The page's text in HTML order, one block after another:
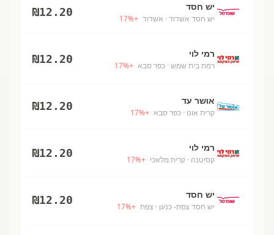
יש חסד
יש חסד אשדוד · אשדוד +
17%
₪12.20
רמי לוי
רמת בית שמש · כפר סבא +
17%
₪12.20
אושר עד
קרית אונו · כפר סבא +
17%
₪12.20
רמי לוי
קסיטנה · קרית מלאכי +
17%
₪12.20
יש חסד
יש חסד צפת- כנען · צפת +
17%
₪12.20